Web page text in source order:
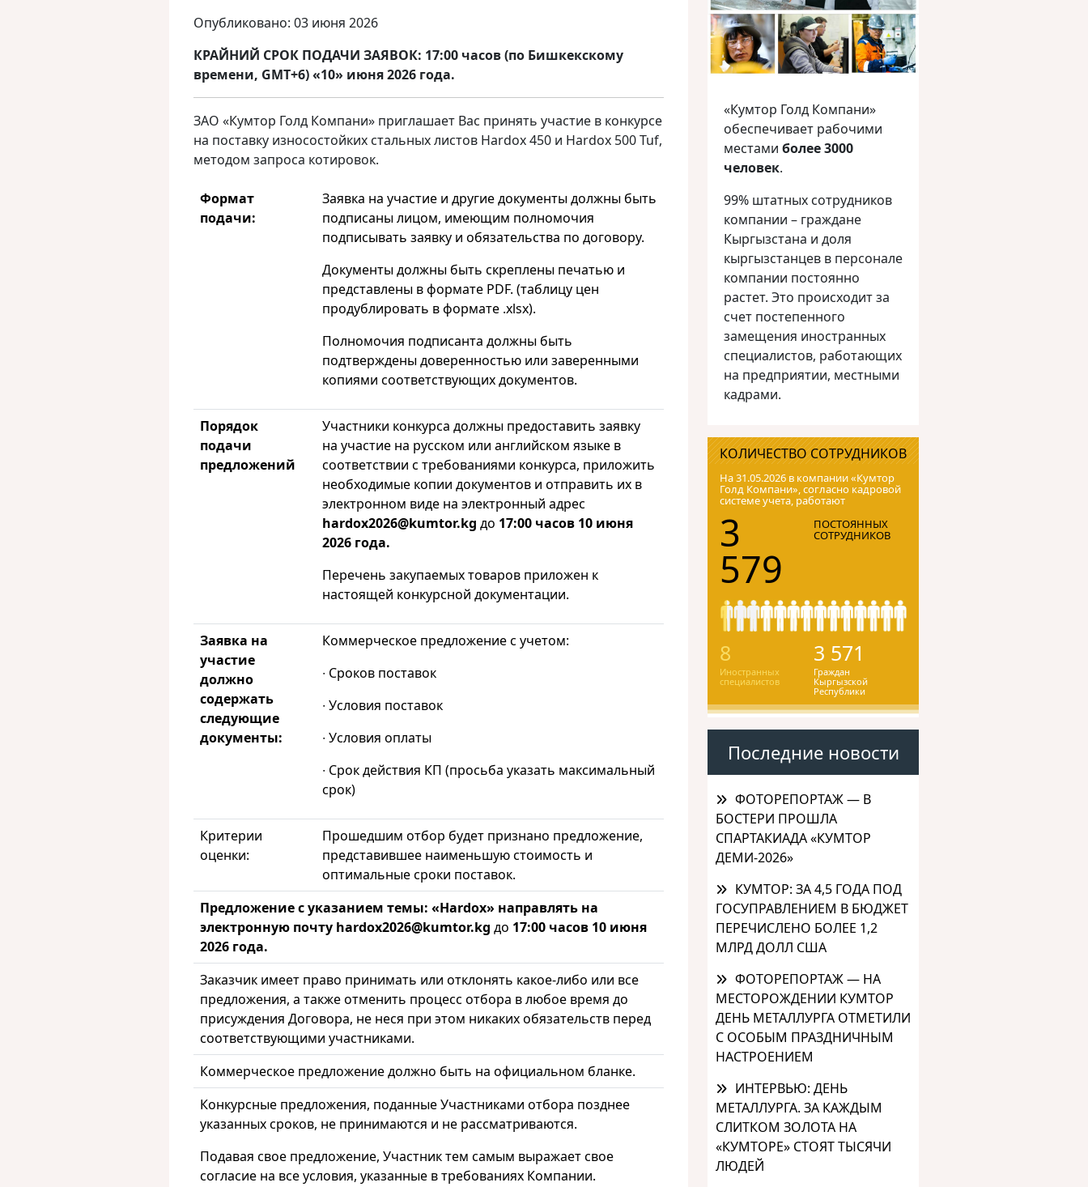
Опубликовано: 03 июня 2026
КРАЙНИЙ СРОК ПОДАЧИ ЗАЯВОК: 17:00 часов (по Бишкекскому
времени, GMT+6) «10» июня 2026 года.
ЗАО «Кумтор Голд Компани» приглашает Вас принять участие в конкурсе
на поставку износостойких стальных листов Hardox 450 и Hardox 500 Tuf,
методом запроса котировок.
Формат
подачи:
Заявка на участие и другие документы должны быть
подписаны лицом, имеющим полномочия
подписывать заявку и обязательства по договору.
Документы должны быть скреплены печатью и
представлены в формате PDF. (таблицу цен
продублировать в формате .xlsx).
Полномочия подписанта должны быть
подтверждены доверенностью или заверенными
копиями соответствующих документов.
Порядок
подачи
предложений
Участники конкурса должны предоставить заявку
на участие на русском или английском языке в
соответствии с требованиями конкурса, приложить
необходимые копии документов и отправить их в
электронном виде на электронный адрес
hardox2026@kumtor.kg до 17:00 часов 10 июня
2026 года.
Перечень закупаемых товаров приложен к
настоящей конкурсной документации.
Заявка на
участие
должно
содержать
следующие
документы:
Коммерческое предложение с учетом:
∙ Сроков поставок
∙ Условия поставок
∙ Условия оплаты
∙ Срок действия КП (просьба указать максимальный
срок)
Критерии
оценки:
Прошедшим отбор будет признано предложение,
представившее наименьшую стоимость и
оптимальные сроки поставок.
Предложение с указанием темы: «Hardox» направлять на
электронную почту hardox2026@kumtor.kg до 17:00 часов 10 июня
2026 года.
Заказчик имеет право принимать или отклонять какое-либо или все
предложения, а также отменить процесс отбора в любое время до
присуждения Договора, не неся при этом никаких обязательств перед
соответствующими участниками.
Коммерческое предложение должно быть на официальном бланке.
Конкурсные предложения, поданные Участниками отбора позднее
указанных сроков, не принимаются и не рассматриваются.
Подавая свое предложение, Участник тем самым выражает свое
согласие на все условия, указанные в требованиях Компании.
«Кумтор Голд Компани»
обеспечивает рабочими
местами более 3000
человек.
99% штатных сотрудников
компании – граждане
Кыргызстана и доля
кыргызстанцев в персонале
компании постоянно
растет. Это происходит за
счет постепенного
замещения иностранных
специалистов, работающих
на предприятии, местными
кадрами.
КОЛИЧЕСТВО СОТРУДНИКОВ
На 31.05.2026 в компании «Кумтор
Голд Компани», согласно кадровой
системе учета, работают
3
579
ПОСТОЯННЫХ
СОТРУДНИКОВ
8
Иностранных
специалистов
3 571
Граждан
Кыргызской
Республики
Последние новости
ФОТОРЕПОРТАЖ — В
БОСТЕРИ ПРОШЛА
СПАРТАКИАДА «КУМТОР
ДЕМИ-2026»
КУМТОР: ЗА 4,5 ГОДА ПОД
ГОСУПРАВЛЕНИЕМ В БЮДЖЕТ
ПЕРЕЧИСЛЕНО БОЛЕЕ 1,2
МЛРД ДОЛЛ США
ФОТОРЕПОРТАЖ — НА
МЕСТОРОЖДЕНИИ КУМТОР
ДЕНЬ МЕТАЛЛУРГА ОТМЕТИЛИ
С ОСОБЫМ ПРАЗДНИЧНЫМ
НАСТРОЕНИЕМ
ИНТЕРВЬЮ: ДЕНЬ
МЕТАЛЛУРГА. ЗА КАЖДЫМ
СЛИТКОМ ЗОЛОТА НА
«КУМТОРЕ» СТОЯТ ТЫСЯЧИ
ЛЮДЕЙ